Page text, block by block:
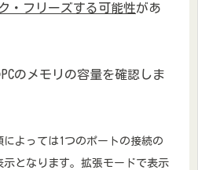
・フリーズする可能性があ
のメモリの容量を確認しま
よっては1つのポートの接続の
となります。拡張モードで表示